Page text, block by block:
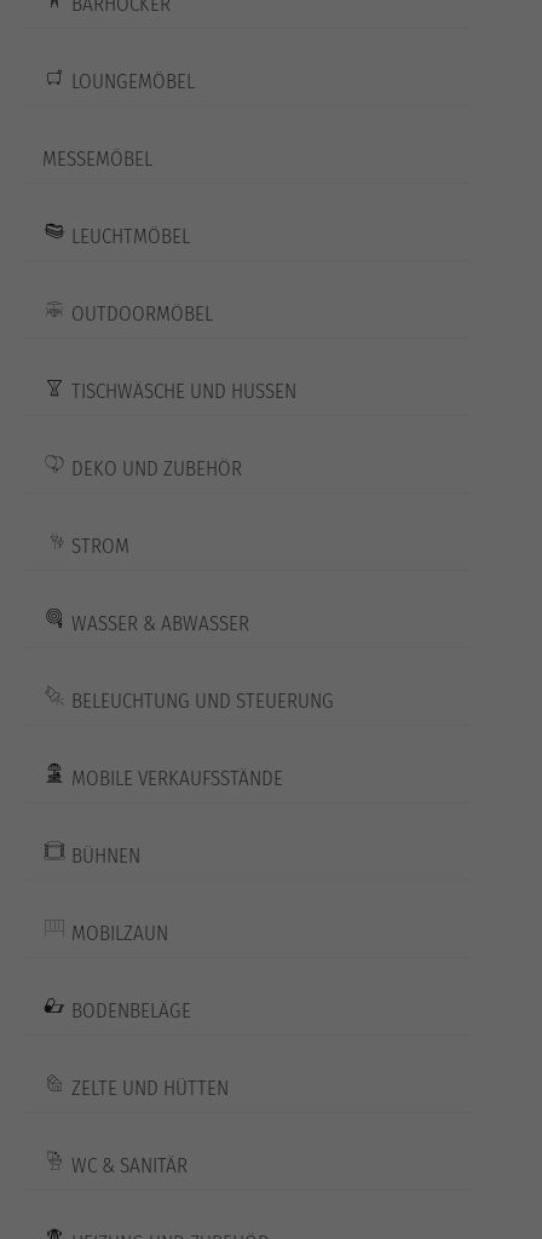
LOUNGEMÖBEL
MESSEMÖBEL
LEUCHTMÖBEL
OUTDOORMÖBEL
TISCHWÄSCHE UND HUSSEN
DEKO UND ZUBEHÖR
STROM
WASSER & ABWASSER
BELEUCHTUNG UND STEUERUNG
MOBILE VERKAUFSSTÄNDE
BÜHNEN
MOBILZAUN
BODENBELÄGE
ZELTE UND HÜTTEN
WC & SANITÄR